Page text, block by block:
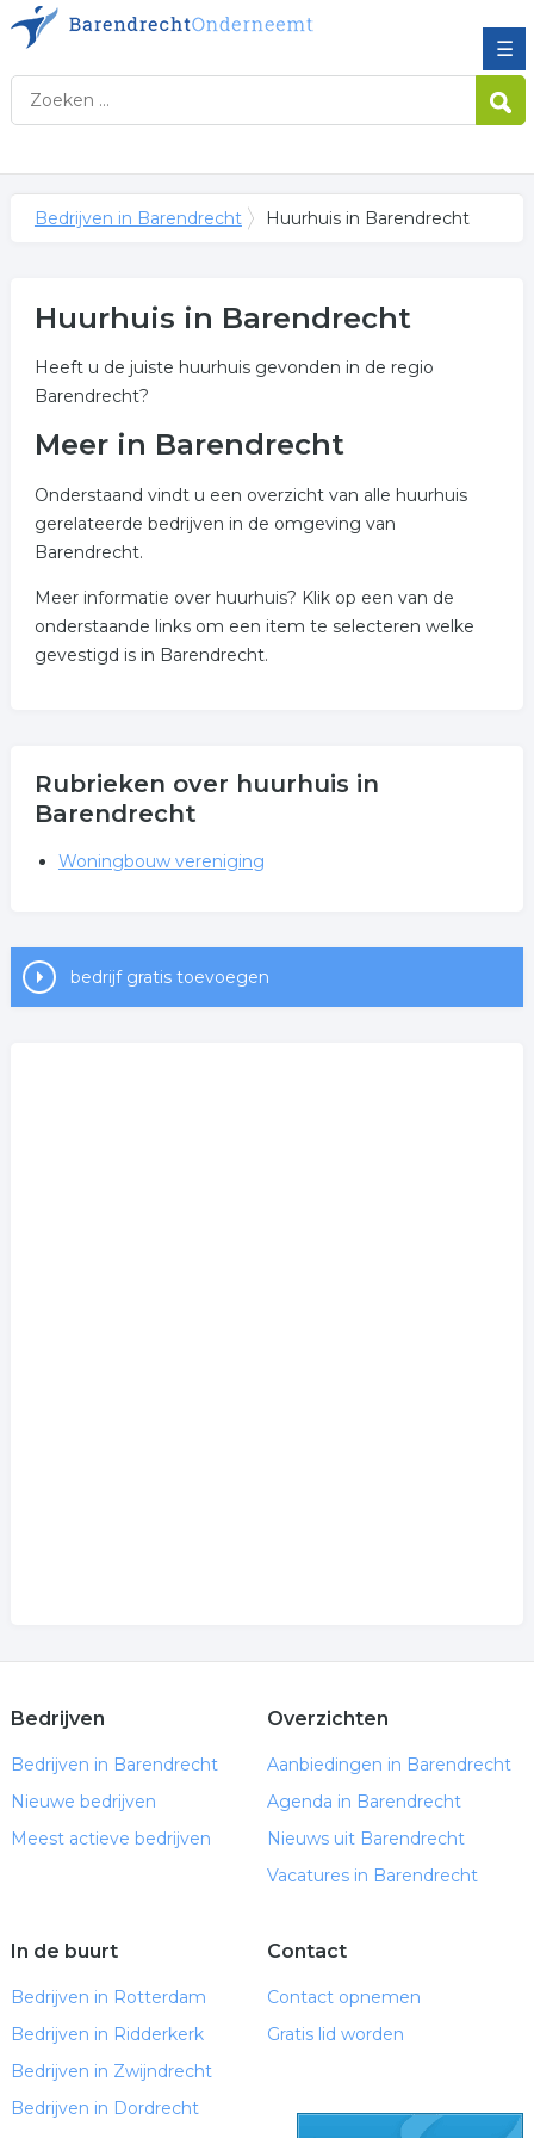
☰
Bedrijven in Barendrecht Huurhuis in Barendrecht
Huurhuis in Barendrecht
Heeft u de juiste huurhuis gevonden in de regio
Barendrecht?
Meer in Barendrecht
Onderstaand vindt u een overzicht van alle huurhuis
gerelateerde bedrijven in de omgeving van
Barendrecht.
Meer informatie over huurhuis? Klik op een van de
onderstaande links om een item te selecteren welke
gevestigd is in Barendrecht.
Rubrieken over huurhuis in
Barendrecht
Woningbouw vereniging
bedrijf gratis toevoegen
Bedrijven
Bedrijven in Barendrecht
Nieuwe bedrijven
Meest actieve bedrijven
Overzichten
Aanbiedingen in Barendrecht
Agenda in Barendrecht
Nieuws uit Barendrecht
Vacatures in Barendrecht
In de buurt
Bedrijven in Rotterdam
Bedrijven in Ridderkerk
Bedrijven in Zwijndrecht
Bedrijven in Dordrecht
Contact
Contact opnemen
Gratis lid worden